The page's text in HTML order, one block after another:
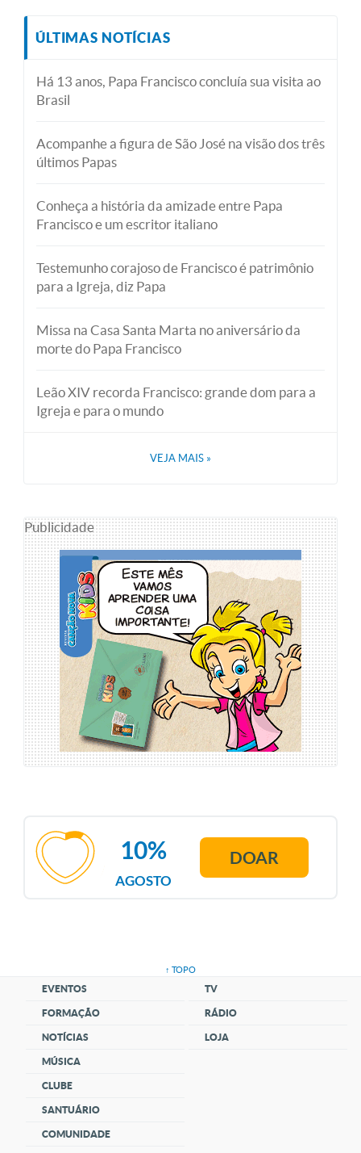
ÚLTIMAS NOTÍCIAS
Há 13 anos, Papa Francisco concluía sua visita ao
Brasil
Acompanhe a figura de São José na visão dos três
últimos Papas
Conheça a história da amizade entre Papa
Francisco e um escritor italiano
Testemunho corajoso de Francisco é patrimônio
para a Igreja, diz Papa
Missa na Casa Santa Marta no aniversário da
morte do Papa Francisco
Leão XIV recorda Francisco: grande dom para a
Igreja e para o mundo
VEJA MAIS »
Publicidade
AGOSTO
10% DOAR
↑ TOPO
EVENTOS
FORMAÇÃO
NOTÍCIAS
MÚSICA
CLUBE
SANTUÁRIO
COMUNIDADE
TV
RÁDIO
LOJA